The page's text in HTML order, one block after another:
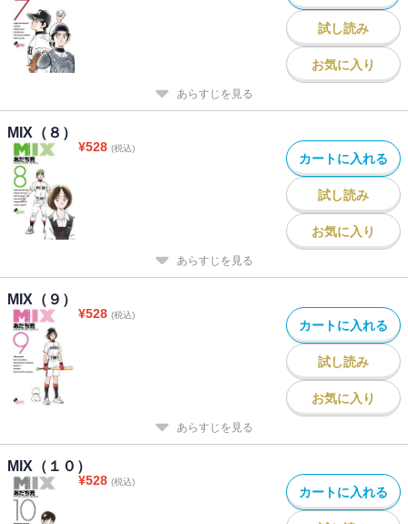
試し読み
お気に入り
あらすじを見る
MIX（８）
¥528 (税込)
カートに入れる
試し読み
お気に入り
あらすじを見る
MIX（９）
¥528 (税込)
カートに入れる
試し読み
お気に入り
あらすじを見る
MIX（１０）
¥528 (税込)
カートに入れる